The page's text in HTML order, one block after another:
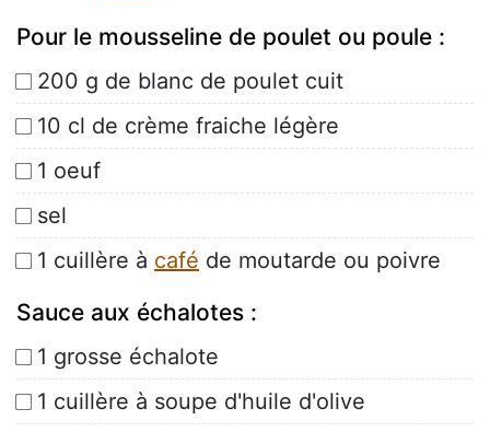
Pour le mousseline de poulet ou poule :
200 g de blanc de poulet cuit
10 cl de crème fraiche légère
1 oeuf
sel
1 cuillère à café de moutarde ou poivre
Sauce aux échalotes :
1 grosse échalote
1 cuillère à soupe d'huile d'olive